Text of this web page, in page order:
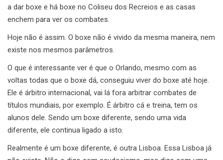
a dar boxe e há boxe no Coliseu dos Recreios e as casas
enchem para ver os combates.
Hoje não é assim. O boxe não é vivido da mesma maneira, nem
existe nos mesmos parâmetros.
O que é interessante ver é que o Orlando, mesmo com as
voltas todas que o boxe dá, conseguiu viver do boxe até hoje.
Ele é árbitro internacional, vai lá fora arbitrar combates de
títulos mundiais, por exemplo. É árbitro cá e treina, tem os
alunos dele. Sendo um boxe diferente, sendo uma vida
diferente, ele continua ligado a isto.
Realmente é um boxe diferente, é outra Lisboa. Essa Lisboa já